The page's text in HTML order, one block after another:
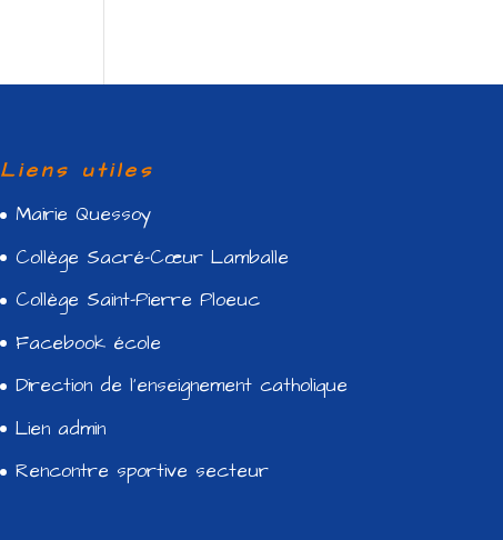
Liens utiles
Mairie Quessoy
Collège Sacré-Cœur Lamballe
Collège Saint-Pierre Ploeuc
Facebook école
Direction de l’enseignement catholique
Lien admin
Rencontre sportive secteur